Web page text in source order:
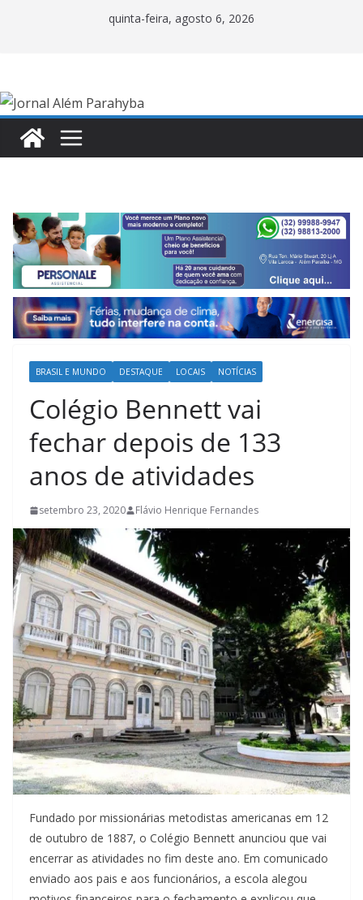
quinta-feira, agosto 6, 2026
BRASIL E MUNDO DESTAQUE LOCAIS NOTÍCIAS
Colégio Bennett vai
fechar depois de 133
anos de atividades
setembro 23, 2020 Flávio Henrique Fernandes
Fundado por missionárias metodistas americanas em 12
de outubro de 1887, o Colégio Bennett anunciou que vai
encerrar as atividades no fim deste ano. Em comunicado
enviado aos pais e aos funcionários, a escola alegou